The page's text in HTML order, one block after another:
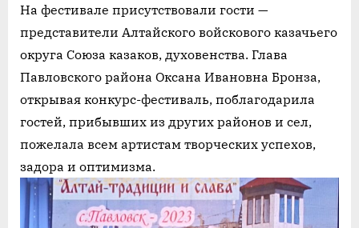
На фестивале присутствовали гости —
представители Алтайского войскового казачьего
округа Союза казаков, духовенства. Глава
Павловского района Оксана Ивановна Бронза,
открывая конкурс-фестиваль, поблагодарила
гостей, прибывших из других районов и сел,
пожелала всем артистам творческих успехов,
задора и оптимизма.